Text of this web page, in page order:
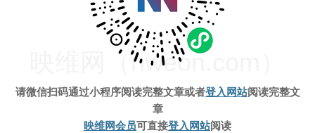
请微信扫码通过小程序阅读完整文章或者登入网站阅读完整文
章
映维网会员可直接登入网站阅读
映维网（nweon.com）